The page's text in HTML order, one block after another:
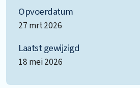
Opvoerdatum
27 mrt 2026
Laatst gewijzigd
18 mei 2026